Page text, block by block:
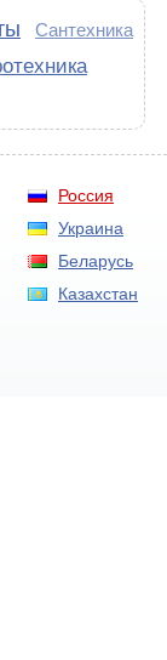
Сантехника
Россия
Украина
Беларусь
Казахстан